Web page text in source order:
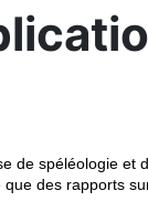
de spéléologie et
des rapports